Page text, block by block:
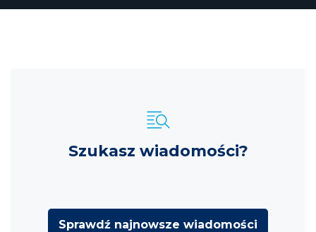
Szukasz wiadomości?
Sprawdź najnowsze wiadomości